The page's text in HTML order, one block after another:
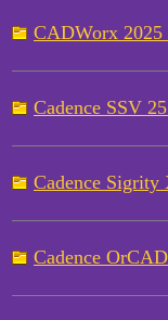
CADWorx
Cadence SSV
Cadence Sigrity
Cadence